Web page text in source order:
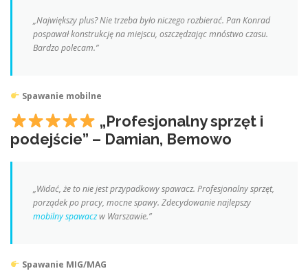
„Największy plus? Nie trzeba było niczego rozbierać. Pan Konrad
pospawał konstrukcję na miejscu, oszczędzając mnóstwo czasu.
Bardzo polecam.”
Spawanie mobilne
„Profesjonalny sprzęt i
podejście” – Damian, Bemowo
„Widać, że to nie jest przypadkowy spawacz. Profesjonalny sprzęt,
porządek po pracy, mocne spawy. Zdecydowanie najlepszy
mobilny spawaczw Warszawie.”
Spawanie MIG/MAG